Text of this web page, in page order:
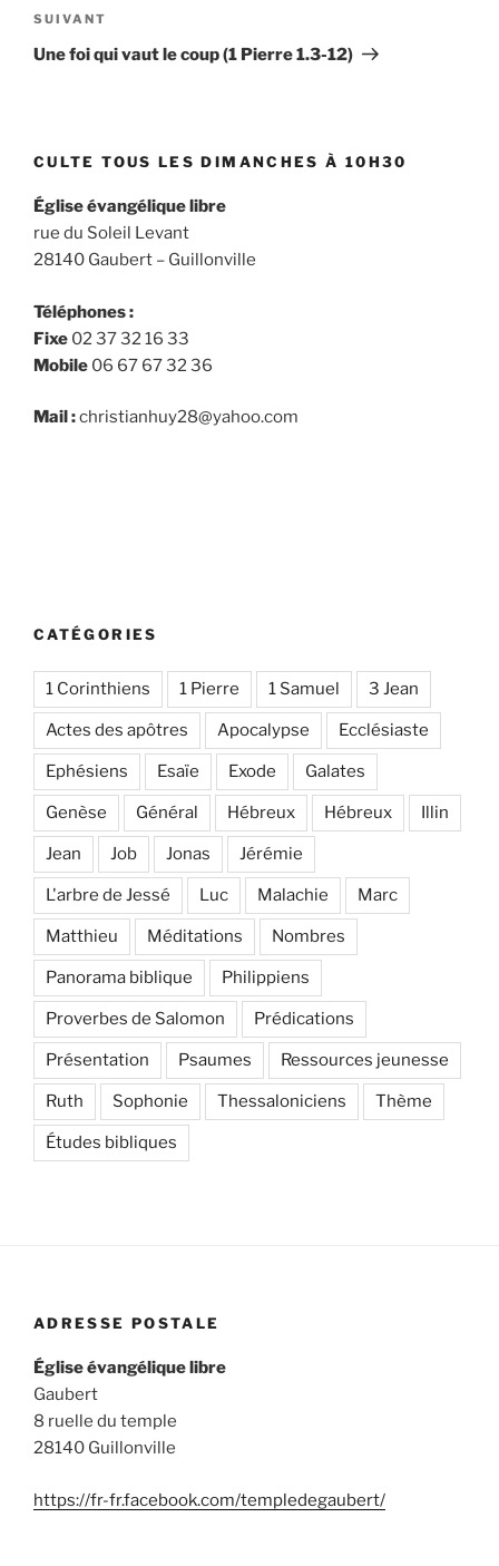
Article
suivant
SUIVANT
Une foi qui vaut le coup (1 Pierre 1.3-12)
CULTE TOUS LES DIMANCHES À 10H30
Église évangélique libre
rue du Soleil Levant
28140 Gaubert – Guillonville
Téléphones :
Fixe 02 37 32 16 33
Mobile 06 67 67 32 36
Mail :christianhuy28@yahoo.com
CATÉGORIES
1 Corinthiens 1 Pierre 1 Samuel 3 Jean
Actes des apôtres Apocalypse Ecclésiaste
Ephésiens Esaïe Exode Galates
Genèse Général Hébreux Hébreux Illin
Jean Job Jonas Jérémie
L'arbre de Jessé Luc Malachie Marc
Matthieu Méditations Nombres
Panorama biblique Philippiens
Proverbes de Salomon Prédications
Présentation Psaumes Ressources jeunesse
Ruth Sophonie Thessaloniciens Thème
Études bibliques
ADRESSE POSTALE
Église évangélique libre
Gaubert
8 ruelle du temple
28140 Guillonville
https://fr-fr.facebook.com/templedegaubert/